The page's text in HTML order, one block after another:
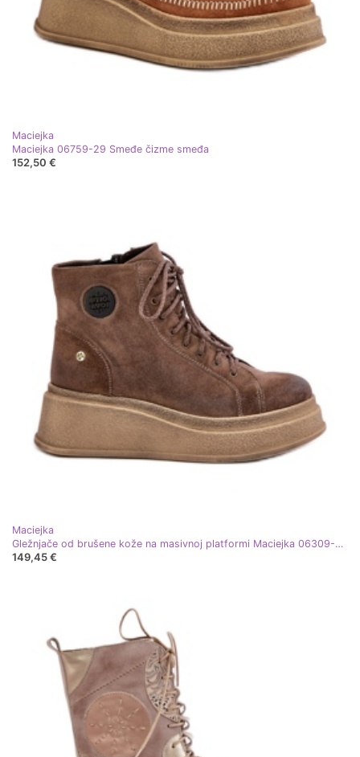
Maciejka
Maciejka 06759-29 Smeđe čizme smeđa
152,50 €
Maciejka
Gležnjače od brušene kože na masivnoj platformi Maciejka 06309-02 Tamno smeđa
149,45 €